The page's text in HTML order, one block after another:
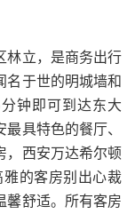
林立，是商务出行
名于世的明城墙和
钟即可到达东大
具特色的餐厅、
，西安万达希尔顿
的客房别出心裁
馨舒适。所有客房